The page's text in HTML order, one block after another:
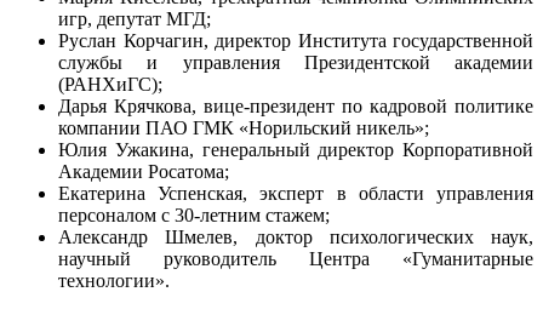
игр, депутат МГД;
Руслан Корчагин, директор Института государственной
службы и управления Президентской академии
(РАНХиГС);
Дарья Крячкова, вице-президент по кадровой политике
компании ПАО ГМК «Норильский никель»;
Юлия Ужакина, генеральный директор Корпоративной
Академии Росатома;
Екатерина Успенская, эксперт в области управления
персоналом с 30-летним стажем;
Александр Шмелев, доктор психологических наук,
научный руководитель Центра «Гуманитарные
технологии».